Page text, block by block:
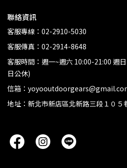
聯絡資訊
客服專線：02-2910-5030
客服傳真：02-2914-8648
客服時間：週一~週六 10:00-21:00 週
日公休)
信箱：
地址：新北市新店區北新路三段１０５